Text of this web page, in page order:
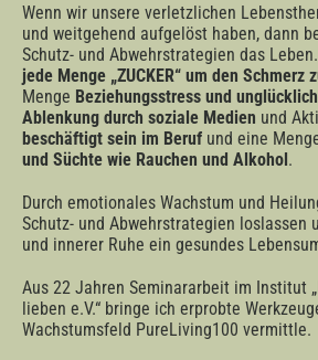
Wenn wir unsere verletzlichen
und weitgehend aufgelöst haben, dann
Schutz- und Abwehrstrategien das
jede Menge „ZUCKER“ um den Schmerz
Menge Beziehungsstress und
Ablenkung durch soziale Medien und
beschäftigt sein im Beruf und eine
und Süchte wie Rauchen und Alkohol.
Durch emotionales Wachstum und
Schutz- und Abwehrstrategien loslassen
und innerer Ruhe ein gesundes
Aus 22 Jahren Seminararbeit im Institut
lieben e.V.“ bringe ich erprobte
Wachstumsfeld PureLiving100 vermittle.